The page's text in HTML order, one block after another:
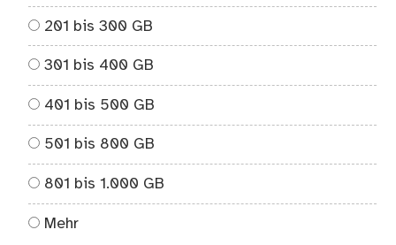
201 bis 300 GB
301 bis 400 GB
401 bis 500 GB
501 bis 800 GB
801 bis 1.000 GB
Mehr